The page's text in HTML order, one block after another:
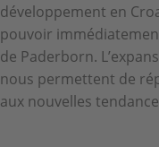
développement en
pouvoir
de Paderborn.
nous permettent de
aux nouvelles